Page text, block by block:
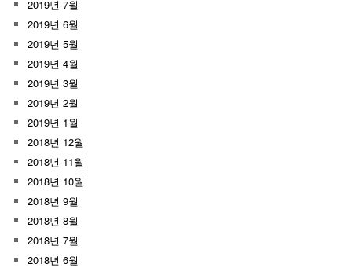
2019년 7월
2019년 6월
2019년 5월
2019년 4월
2019년 3월
2019년 2월
2019년 1월
2018년 12월
2018년 11월
2018년 10월
2018년 9월
2018년 8월
2018년 7월
2018년 6월